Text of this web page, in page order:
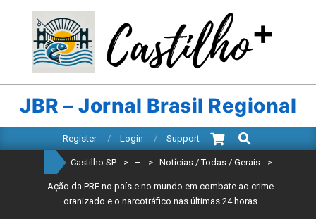
content
CASTILHO
SP
JBR – Jornal Brasil Regional
Navigation
Register Login Support
Search
- Castilho SP > – > Notícias / Todas / Gerais >
Ação da PRF no país e no mundo em combate ao crime
oranizado e o narcotráfico nas últimas 24 horas